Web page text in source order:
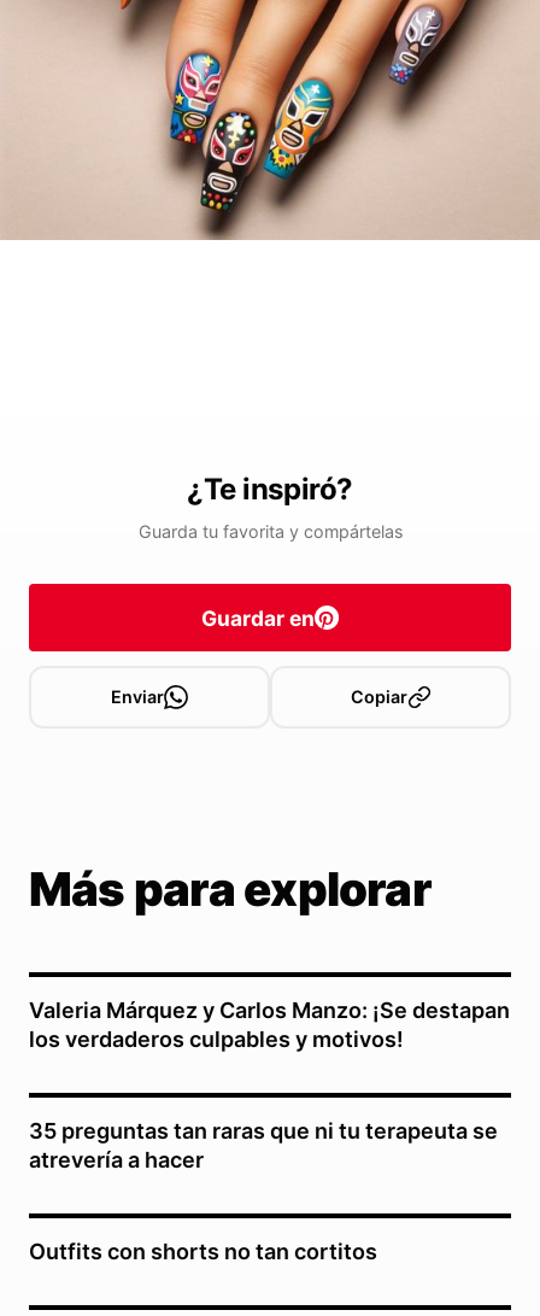
¿Te inspiró?
Guarda tu favorita y compártelas
Guardar en
Enviar Copiar
Más para explorar
Valeria Márquez y Carlos Manzo: ¡Se destapan
los verdaderos culpables y motivos!
35 preguntas tan raras que ni tu terapeuta se
atrevería a hacer
Outfits con shorts no tan cortitos